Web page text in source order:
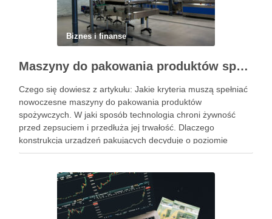
Biznes i finanse
Maszyny do pakowania produktów spożywczych – standardy higieny i nowoczesne technologie w przetwórstwie
Czego się dowiesz z artykułu: Jakie kryteria muszą spełniać
nowoczesne maszyny do pakowania produktów
spożywczych. W jaki sposób technologia chroni żywność
przed zepsuciem i przedłuża jej trwałość. Dlaczego
konstrukcja urządzeń pakujących decyduje o poziomie
higieny w zakładzie. Jak dobrać odpowiedni system
Powiązane wpisy: Jak …